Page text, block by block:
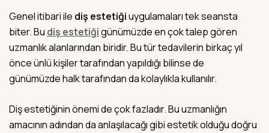
Genel itibari ile diş estetiğiuygulamaları tek seansta
biter. Bu diş estetiğigünümüzde en çok talep gören
uzmanlık alanlarından biridir. Bu tür tedavilerin birkaç yıl
önce ünlü kişiler tarafından yapıldığı bilinse de
günümüzde halk tarafından da kolaylıkla kullanılır.
Diş estetiğinin önemi de çok fazladır. Bu uzmanlığın
amacının adından da anlaşılacağı gibi estetik olduğu doğru